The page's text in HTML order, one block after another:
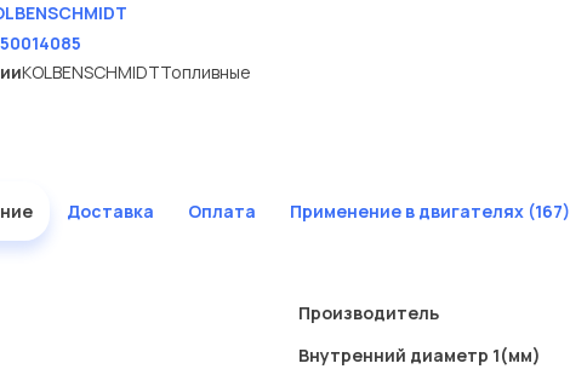
50014085
KOLBENSCHMIDTТопливные
Доставка Оплата Применение в двигателях (167)
Производитель
Внутренний диаметр 1(мм)